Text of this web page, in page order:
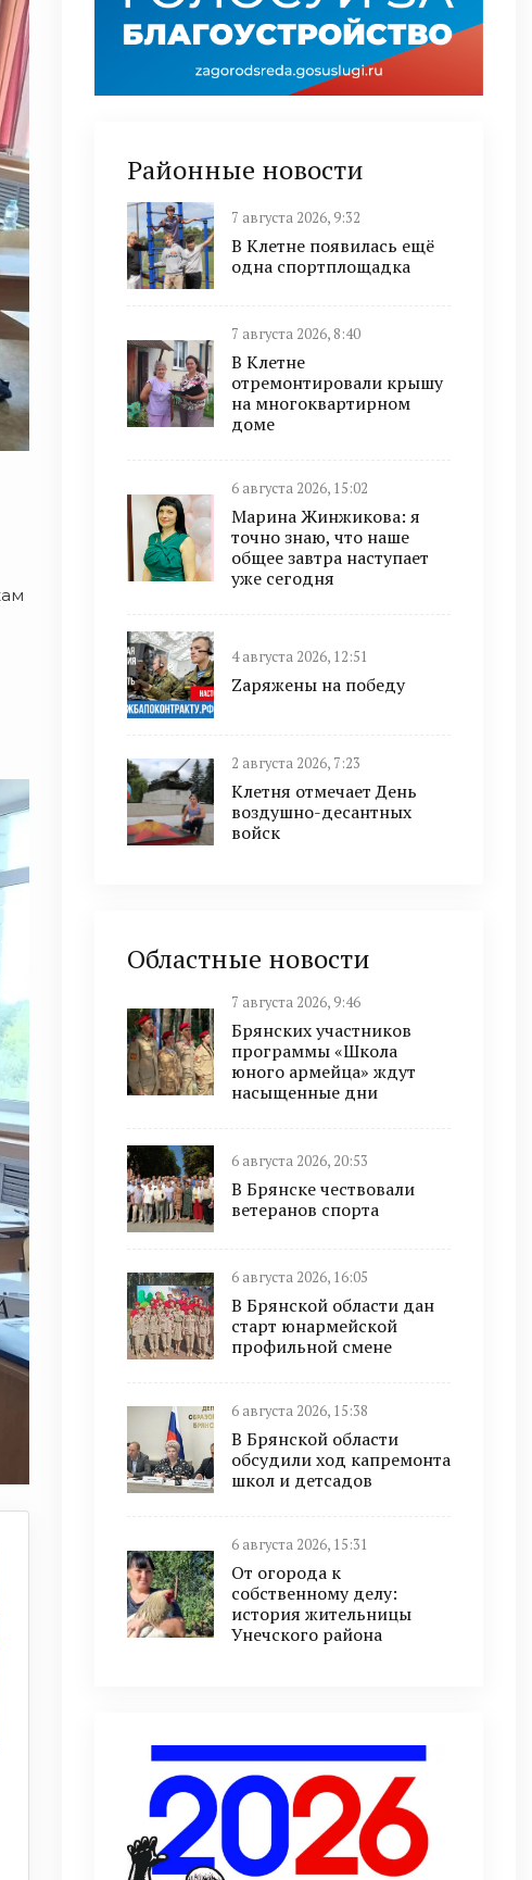
Районные новости
7 августа 2026, 9:32
В Клетне появилась ещё
одна спортплощадка
7 августа 2026, 8:40
В Клетне
отремонтировали крышу
на многоквартирном
доме
6 августа 2026, 15:02
Марина Жинжикова: я
точно знаю, что наше
общее завтра наступает
уже сегодня
4 августа 2026, 12:51
Zаряжены на победу
2 августа 2026, 7:23
Клетня отмечает День
воздушно-десантных
войск
Областные новости
7 августа 2026, 9:46
Брянских участников
программы «Школа
юного армейца» ждут
насыщенные дни
6 августа 2026, 20:53
В Брянске чествовали
ветеранов спорта
6 августа 2026, 16:05
В Брянской области дан
старт юнармейской
профильной смене
6 августа 2026, 15:38
В Брянской области
обсудили ход капремонта
школ и детсадов
6 августа 2026, 15:31
От огорода к
собственному делу:
история жительницы
Унечского района